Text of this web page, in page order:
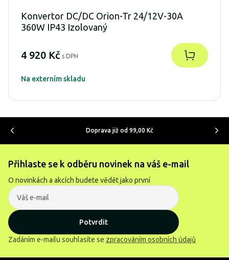
Konvertor DC/DC Orion-Tr 24/12V-30A
360W IP43 Izolovaný
4 920 Kč s DPH
Na externím skladu
Doprava již od 99,00 Kč
Přihlaste se k odběru novinek na váš e-mail
O novinkách a akcích budete vědět jako první
Potvrdit
Zadáním e-mailu souhlasíte se zpracováním osobních údajů